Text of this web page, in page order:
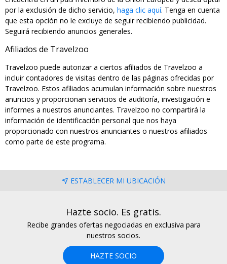
por la exclusión de dicho servicio, haga clic aquí. Tenga en cuenta
que esta opción no le excluye de seguir recibiendo publicidad.
Seguirá recibiendo anuncios generales.
Afiliados de Travelzoo
Travelzoo puede autorizar a ciertos afiliados de Travelzoo a
incluir contadores de visitas dentro de las páginas ofrecidas por
Travelzoo. Estos afiliados acumulan información sobre nuestros
anuncios y proporcionan servicios de auditoría, investigación e
informes a nuestros anunciantes. Travelzoo no compartirá la
información de identificación personal que nos haya
proporcionado con nuestros anunciantes o nuestros afiliados
como parte de este programa.
ESTABLECER MI UBICACIÓN
Hazte socio. Es gratis.
Recibe grandes ofertas negociadas en exclusiva para
nuestros socios.
HAZTE SOCIO